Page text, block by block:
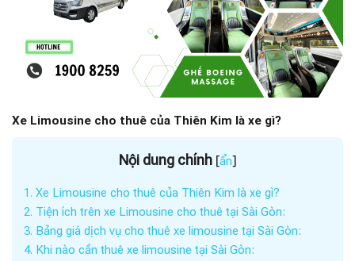
Xe Limousine cho thuê của Thiên Kim là xe gì?
Nội dung chính [ẩn]
1. Xe Limousine cho thuê của Thiên Kim là xe gì?
2. Tiện ích trên xe Limousine cho thuê tại Sài Gòn:
3. Bảng giá dịch vụ cho thuê xe limousine tại Sài Gòn:
4. Khi nào cần thuê xe limousine tại Sài Gòn: